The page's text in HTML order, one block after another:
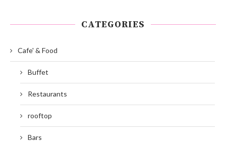
CATEGORIES
Cafe' & Food
Buffet
Restaurants
rooftop
Bars